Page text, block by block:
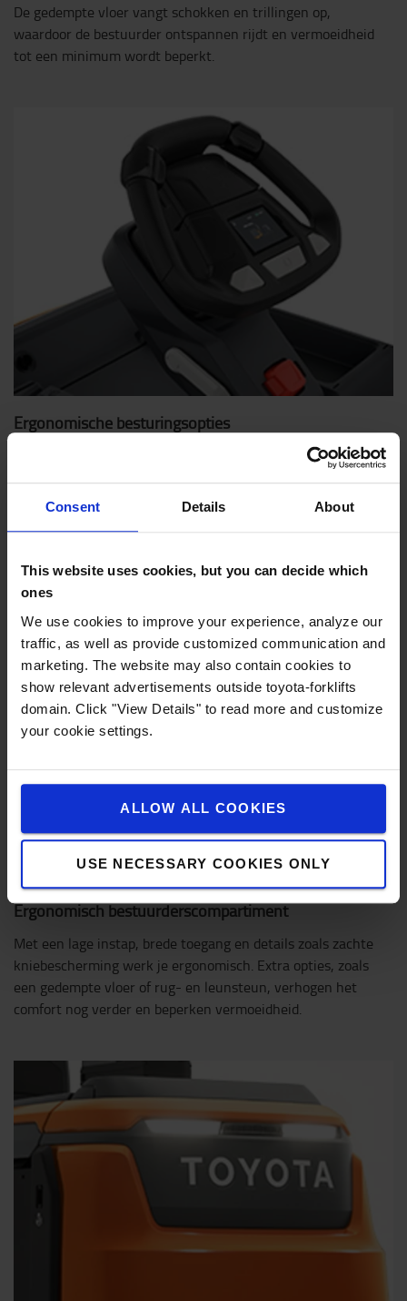
Consent Details About
This website uses cookies, but you can decide which
ones
We use cookies to improve your experience, analyze our
traffic, as well as provide customized communication and
marketing. The website may also contain cookies to
show relevant advertisements outside toyota-forklifts
domain. Click "View Details" to read more and customize
your cookie settings.
ALLOW ALL COOKIES
USE NECESSARY COOKIES ONLY
De gedempte vloer vangt schokken en trillingen op,
waardoor de bestuurder ontspannen rijdt en vermoeidheid
tot een minimum wordt beperkt.
Ergonomische besturingsopties
Keuze uit 2 besturingsopties: E-Steer, een optionele
en een stuur met verwarmingsoptie. E-man, de
Ergonomisch bestuurderscompartiment
Met een lage instap, brede toegang en details zoals zachte
kniebescherming werk je ergonomisch. Extra opties, zoals
een gedempte vloer of rug- en leunsteun, verhogen het
comfort nog verder en beperken vermoeidheid.